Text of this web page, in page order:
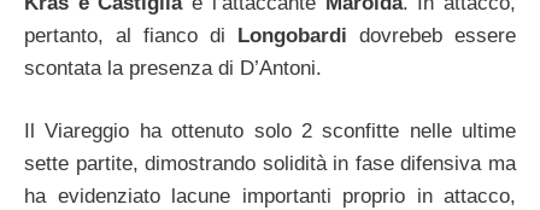
pertanto, al fianco di Longobardi dovrebeb essere
scontata la presenza di D’Antoni.
Il Viareggio ha ottenuto solo 2 sconfitte nelle ultime
sette partite, dimostrando solidità in fase difensiva ma
ha evidenziato lacune importanti proprio in attacco,